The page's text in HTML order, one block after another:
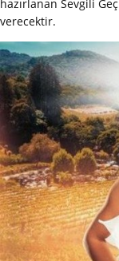
hazırlanan Sevgili
verecektir.